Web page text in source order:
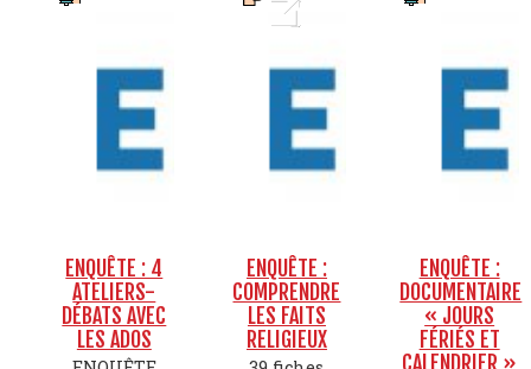
ENQUÊTE : 4
ATELIERS-
DÉBATS AVEC
LES ADOS
ENQUÊTE :
COMPRENDRE
LES FAITS
RELIGIEUX
ENQUÊTE :
DOCUMENTAIRE
« JOURS
FÉRIÉS ET
CALENDRIER »